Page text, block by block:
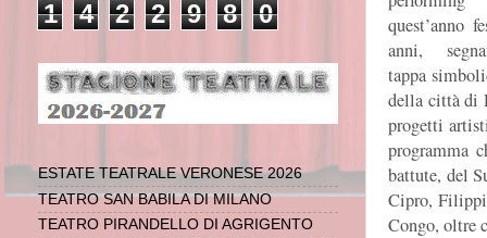
quest’anno
anni,
tappa
della città di
progetti
programma
battute, del
Cipro,
Congo, oltre
1 4 2 2 9 8 0
ESTATE TEATRALE VERONESE 2026
TEATRO SAN BABILA DI MILANO
TEATRO PIRANDELLO DI AGRIGENTO